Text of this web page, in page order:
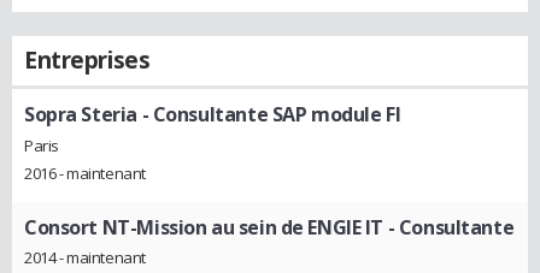
Entreprises
Sopra Steria - Consultante SAP module FI
Paris
2016 - maintenant
Consort NT-Mission au sein de ENGIE IT - Consultante
2014 - maintenant